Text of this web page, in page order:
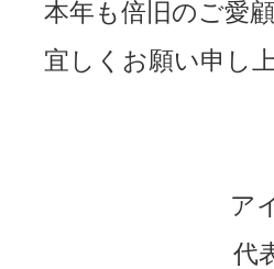
本年も倍旧のご愛
宜しくお願い申し
令和
ア
代